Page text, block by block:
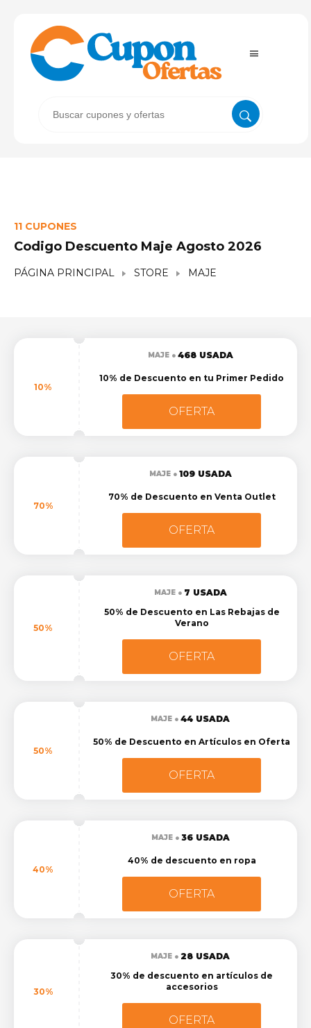
11 CUPONES
Codigo Descuento Maje Agosto 2026
PÁGINA PRINCIPAL STORE MAJE
10%
MAJE 468 USADA
10% de Descuento en tu Primer Pedido
OFERTA
70%
MAJE 109 USADA
70% de Descuento en Venta Outlet
OFERTA
50%
MAJE
7 USADA
50% de Descuento en Las Rebajas de
Verano
OFERTA
50%
MAJE 44 USADA
50% de Descuento en Artículos en Oferta
OFERTA
40%
MAJE 36 USADA
40% de descuento en ropa
OFERTA
30%
MAJE
28 USADA
30% de descuento en artículos de
accesorios
OFERTA